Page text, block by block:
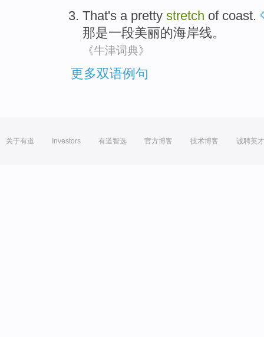
That's a pretty stretch of coast.
那是一段美丽的海岸线。
《牛津词典》
更多双语例句
关于有道 Investors 有道智选 官方博客 技术博客 诚聘英才